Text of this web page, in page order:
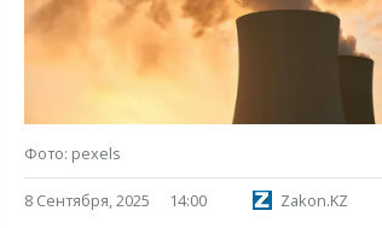
Сервисы
Справочник
Расписание
Автобусные
Купить шины,
Фото: pexels
8 Сентября, 2025 14:00 Zakon.KZ